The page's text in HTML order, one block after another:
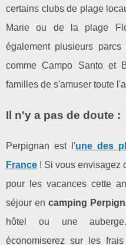
certains clubs de plage
Marie ou de la plage
également plusieurs
comme Campo Santo et
familles de s'amuser toute
Il n'y a pas de doute :
Perpignan est l'une des
France ! Si vous envisagez
pour les vacances cette
séjour en camping
hôtel ou une
économiserez sur les